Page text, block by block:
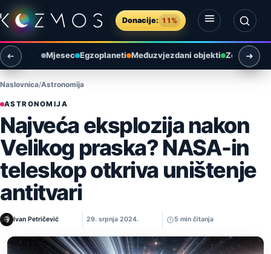
Preskoči na sadržaj
Donacije: 11%
Otvori izbornik
Otvori pretragu
Mjesec Egzoplaneti Međuzvjezdani objekti Zemlja i
Naslovnica Astronomija
ASTRONOMIJA
Najveća eksplozija nakon
Velikog praska? NASA-in
teleskop otkriva uništenje
antitvari
Ivan Petričević 29. srpnja 2024. 5 min čitanja